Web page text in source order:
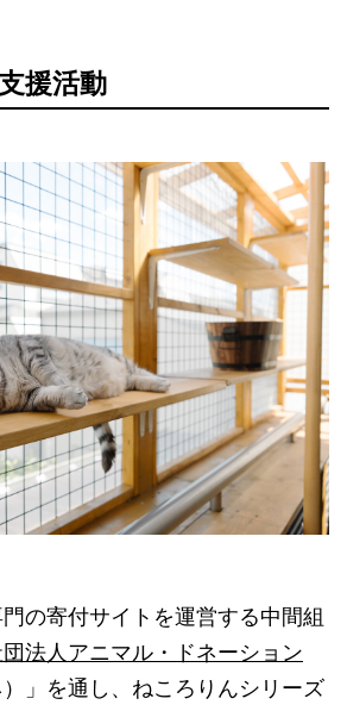
援活動
の寄付サイトを運営する中間組
法人アニマル・ドネーション
）」を通し、ねころりんシリーズ